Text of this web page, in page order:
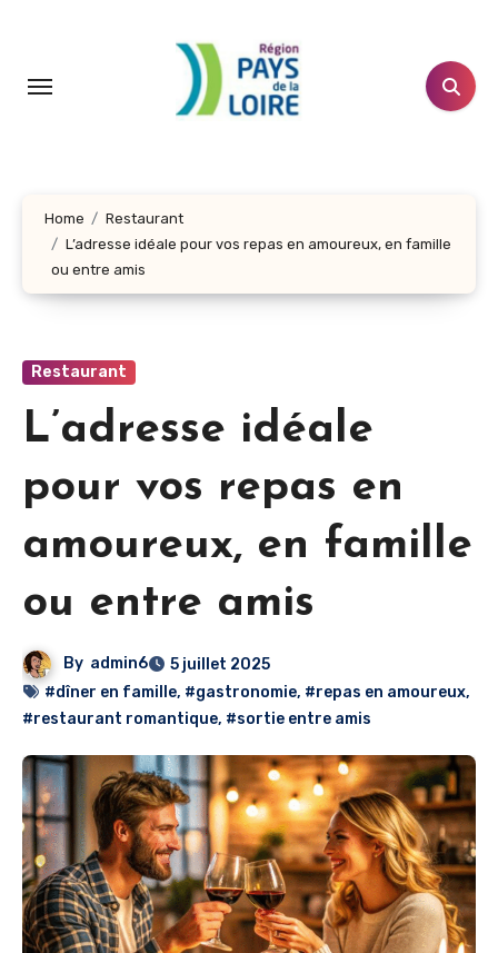
contenu
Home
Restaurant
L’adresse idéale pour vos repas en amoureux, en famille
ou entre amis
Restaurant
L’adresse idéale
pour vos repas en
amoureux, en famille
ou entre amis
By admin6
5 juillet 2025
#dîner en famille, #gastronomie, #repas en amoureux,
#restaurant romantique, #sortie entre amis